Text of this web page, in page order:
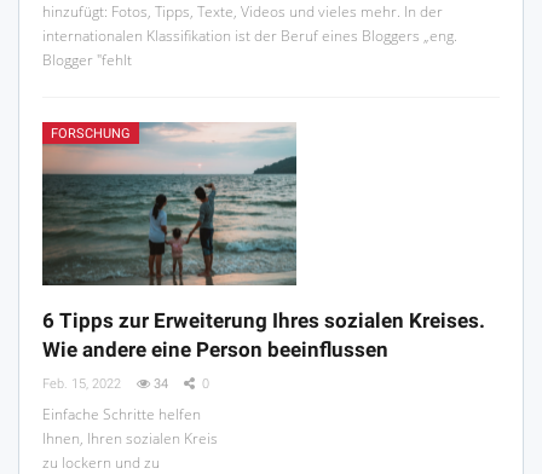
hinzufügt: Fotos, Tipps, Texte, Videos und vieles mehr. In der
internationalen Klassifikation ist der Beruf eines Bloggers „eng.
Blogger "fehlt
FORSCHUNG
6 Tipps zur Erweiterung Ihres sozialen Kreises.
Wie andere eine Person beeinflussen
Feb. 15, 2022 34 0
Einfache Schritte helfen
Ihnen, Ihren sozialen Kreis
zu lockern und zu